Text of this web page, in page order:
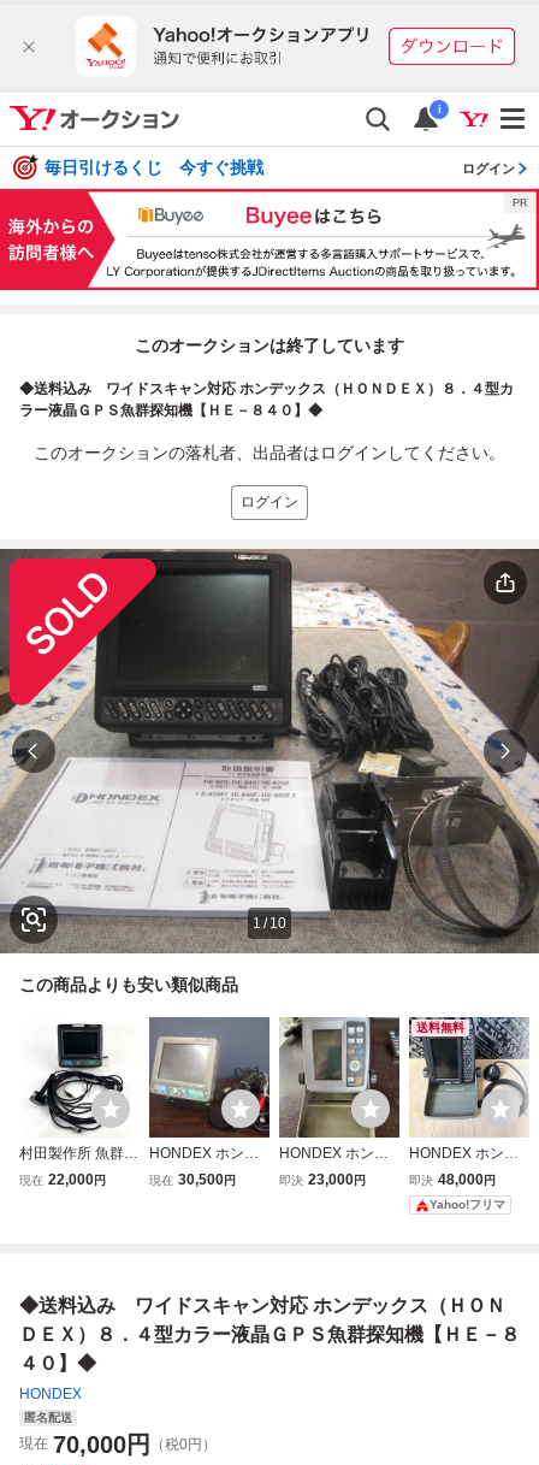
i
毎日引けるくじ 今すぐ挑戦 ログイン
このオークションは終了しています
◆送料込み ワイドスキャン対応 ホンデックス（ＨＯＮＤＥＸ）８．４型カ
ラー液晶ＧＰＳ魚群探知機【ＨＥ－８４０】◆
このオークションの落札者、出品者はログインしてください。
ログイン
1/10
この商品よりも安い類似商品
村田製作所 魚群探
知機用 200kHz 振
状品
現在 22,000円
HONDEX ホンデ
ックス PS-80GP
子付 激安1円スタ
ート
現在 30,500円
HONDEX ホンデ
ックス PS-501CN
即決 23,000円
送料無料
HONDEX ホンデ
ックス PS-611CN
GPSカラー魚群探
知機 TD07振動
即決 48,000円
Yahoo!フリマ
◆送料込み ワイドスキャン対応 ホンデックス（ＨＯＮ
ＤＥＸ）８．４型カラー液晶ＧＰＳ魚群探知機【ＨＥ－８
４０】◆
HONDEX
匿名配送
現在 70,000円
（税0円）